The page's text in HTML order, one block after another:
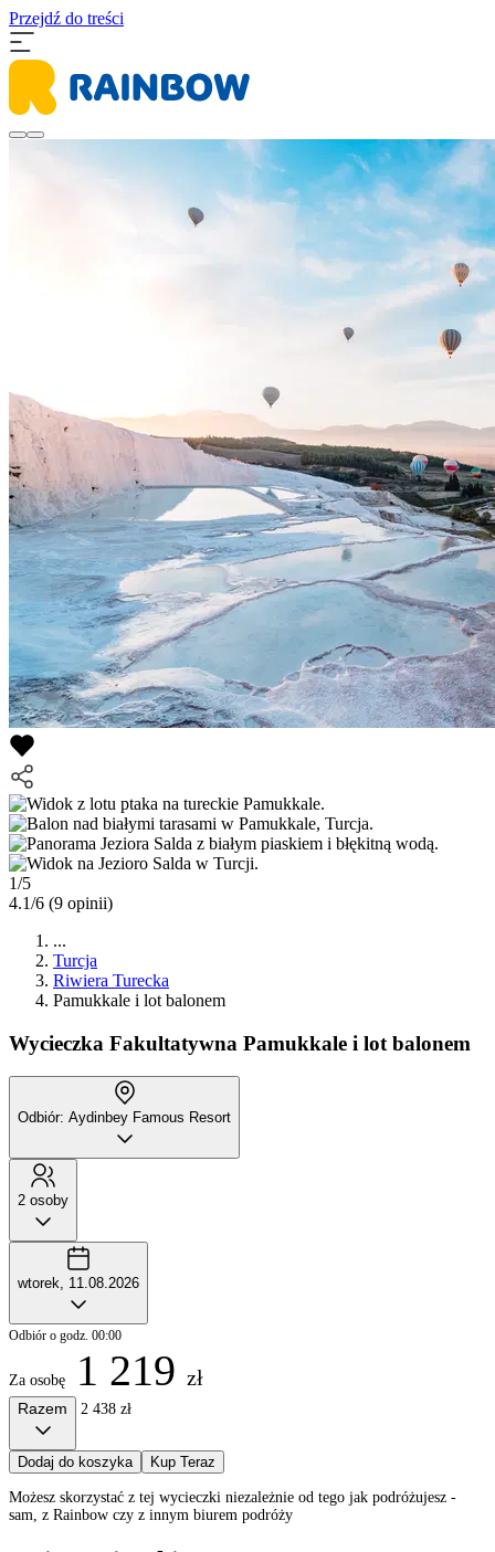
Przejdź do treści
1/5
4.1/6 (9 opinii)
...
Turcja
Riwiera Turecka
Pamukkale i lot balonem
Wycieczka Fakultatywna Pamukkale i lot balonem
Odbiór: Aydinbey Famous Resort
2 osoby
wtorek, 11.08.2026
Odbiór o godz. 00:00
Za osobę 1 219 zł
Razem 2 438 zł
Dodaj do koszyka Kup Teraz
Możesz skorzystać z tej wycieczki niezależnie od tego jak podróżujesz -
sam, z Rainbow czy z innym biurem podróży